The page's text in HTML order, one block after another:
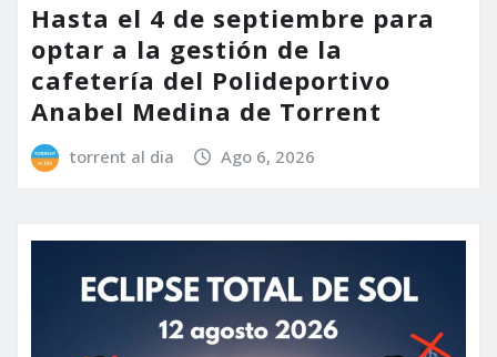
Hasta el 4 de septiembre para
optar a la gestión de la
cafetería del Polideportivo
Anabel Medina de Torrent
torrent al dia Ago 6, 2026